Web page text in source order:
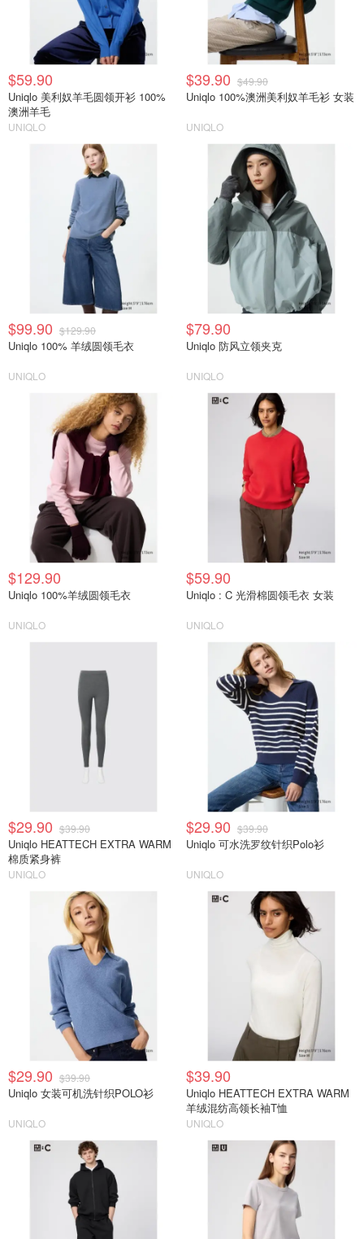
$59.90
Uniqlo 美利奴羊毛圆领开衫 100%
澳洲羊毛
UNIQLO
$39.90 $49.90
Uniqlo 100%澳洲美利奴羊毛衫 女装
UNIQLO
$99.90 $129.90
Uniqlo 100% 羊绒圆领毛衣
UNIQLO
$79.90
Uniqlo 防风立领夹克
UNIQLO
$129.90
Uniqlo 100%羊绒圆领毛衣
UNIQLO
$59.90
Uniqlo : C 光滑棉圆领毛衣 女装
UNIQLO
$29.90 $39.90
Uniqlo HEATTECH EXTRA WARM
棉质紧身裤
UNIQLO
$29.90 $39.90
Uniqlo 可水洗罗纹针织Polo衫
UNIQLO
$29.90 $39.90
Uniqlo 女装可机洗针织POLO衫
UNIQLO
$39.90
Uniqlo HEATTECH EXTRA WARM
羊绒混纺高领长袖T恤
UNIQLO